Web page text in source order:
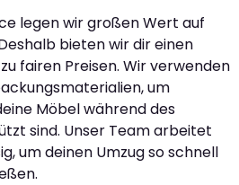
legen wir großen Wert auf
bieten wir dir einen
fairen Preisen. Wir verwenden
um
Möbel während des
sind. Unser Team arbeitet
um deinen Umzug so schnell